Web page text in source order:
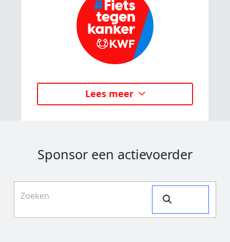
Lees meer
Sponsor een actievoerder